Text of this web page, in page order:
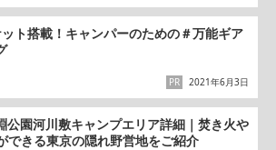
ト搭載！キャンパーのための＃万能ギア
2021年6月3日
PR
公園河川敷キャンプエリア詳細｜焚き火や
できる東京の隠れ野営地をご紹介